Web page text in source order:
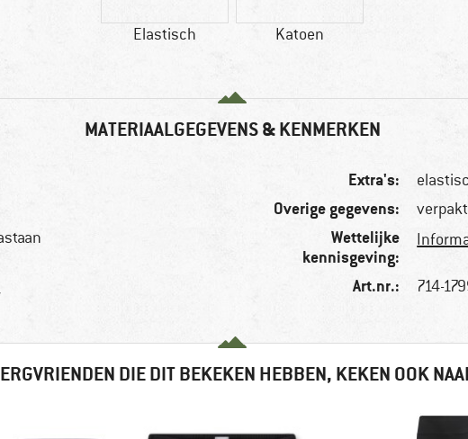
Elastisch Katoen
MATERIAALGEGEVENS & KENMERKEN
Extra's:
Overige gegevens:
Wettelijke
kennisgeving:
Art.nr.: 714-
DIE DIT BEKEKEN HEBBEN, KEKEN OOK